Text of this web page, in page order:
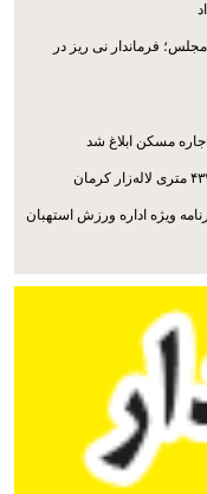
فرماندار نی ریز در
مسکن ابلاغ شد
ویژه اداره ورزش استهبان